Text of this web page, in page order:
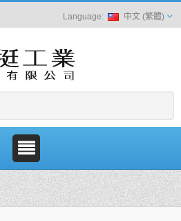
中文 (繁體)